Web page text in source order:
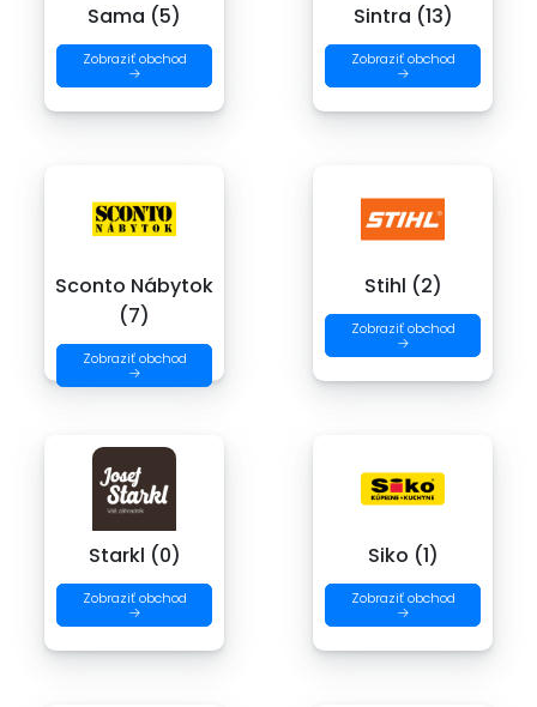
Sama (5)
Zobraziť obchod
→
Sintra (13)
Zobraziť obchod
→
Sconto Nábytok
(7)
Zobraziť obchod
→
Stihl (2)
Zobraziť obchod
→
Starkl (0)
Zobraziť obchod
→
Siko (1)
Zobraziť obchod
→